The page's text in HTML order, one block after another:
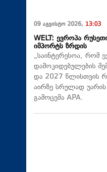
09 აგვისტო 2026, 13:03
WELT: ევროპა
იმპორტს ზრდის
„საინტერესოა, რომ
დამოკიდებულების
და 2027 წლისთვის
აირზე სრულად უარის
გამოცემა APA.